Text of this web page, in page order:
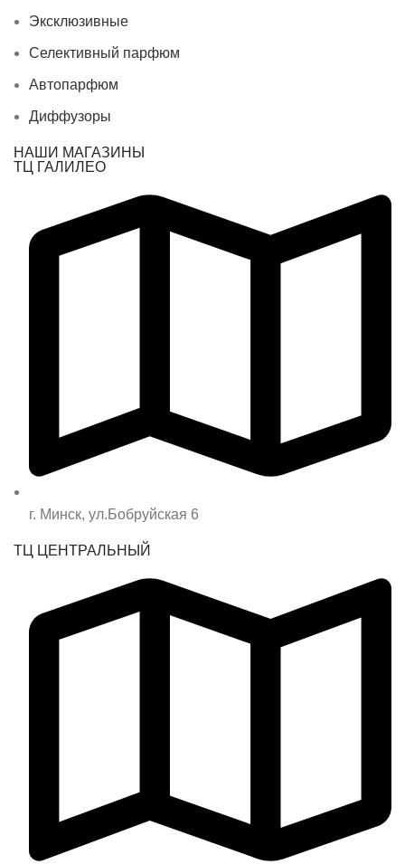
Эксклюзивные
Селективный парфюм
Автопарфюм
Диффузоры
НАШИ МАГАЗИНЫ
ТЦ ГАЛИЛЕО
г. Минск, ул.Бобруйская 6
ТЦ ЦЕНТРАЛЬНЫЙ